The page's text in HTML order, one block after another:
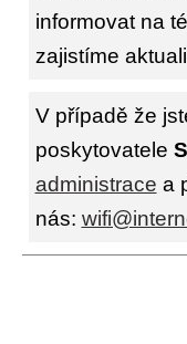
informovat na
zajistíme
V případě že
poskytovatele
administrace a
nás: